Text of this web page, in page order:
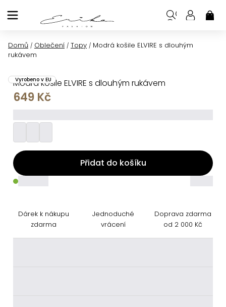
na
Domů / Oblečení / Topy / Modrá košile ELVIRE s dlouhým
rukávem
Modrá košile ELVIRE s dlouhým rukávem
Vyrobeno v EU
649 Kč
Přidat do košíku
Dárek k nákupu
zdarma
Jednoduché
vrácení
Doprava zdarma
od 2 000 Kč